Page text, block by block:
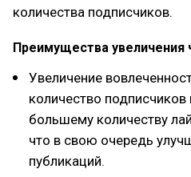
количества подписчиков.
Преимущества увеличения
Увеличение
количество
большему количеству
что в свою очередь
публикаций.